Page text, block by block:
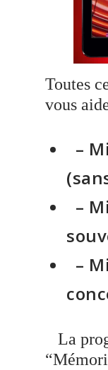
Toutes
vous
–
–
–
La